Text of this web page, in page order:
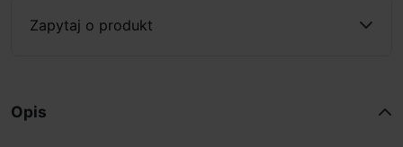
Zapytaj o produkt
Opis